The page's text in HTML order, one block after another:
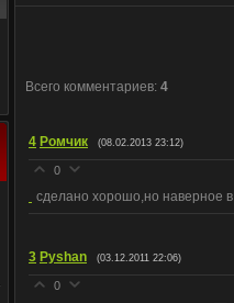
Всего комментариев: 4
4 Ромчик (08.02.2013 23:12)
0
сделано хорошо,но наверное в
3 Pyshan (03.12.2011 22:06)
0